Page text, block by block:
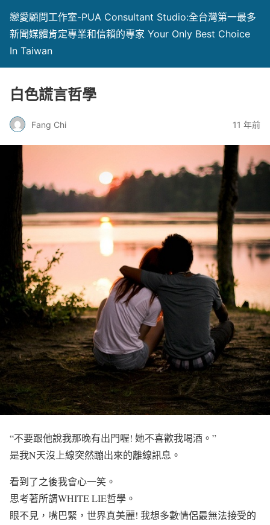
戀愛顧問工作室-PUA Consultant Studio:全台灣第一最多
新聞媒體肯定專業和信賴的專家 Your Only Best Choice
In Taiwan
白色謊言哲學
Fang Chi 11 年前
“不要跟他說我那晚有出門喔! 她不喜歡我喝酒。”
是我N天沒上線突然蹦出來的離線訊息。
看到了之後我會心一笑。
思考著所謂WHITE LIE哲學。
眼不見，嘴巴緊，世界真美麗! 我想多數情侶最無法接受的